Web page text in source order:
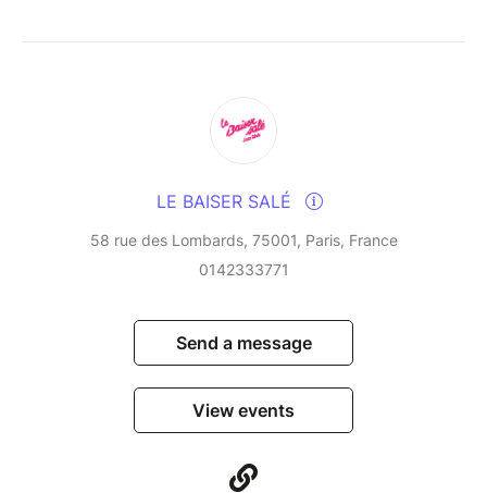
LE BAISER SALÉ
58 rue des Lombards, 75001, Paris, France
0142333771
Send a message
View events